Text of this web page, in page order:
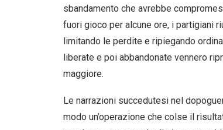
sbandamento che avrebbe
fuori gioco per alcune ore, i partigiani
limitando le perdite e ripiegando
liberate e poi abbandonate vennero
maggiore.
Le narrazioni succedutesi nel
modo un’operazione che colse il